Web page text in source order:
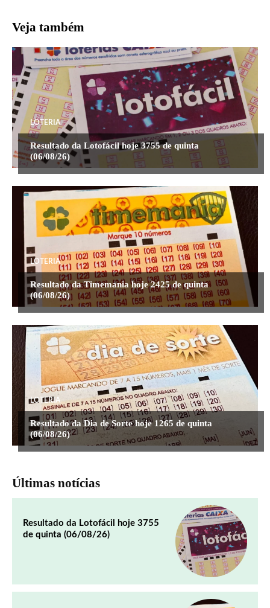
Veja também
LOTERIA
Resultado da Lotofácil hoje 3755 de quinta
(06/08/26)
LOTERIA
Resultado da Timemania hoje 2425 de quinta
(06/08/26)
LOTERIA
Resultado da Dia de Sorte hoje 1265 de quinta
(06/08/26)
Últimas notícias
Resultado da Lotofácil hoje 3755
de quinta (06/08/26)